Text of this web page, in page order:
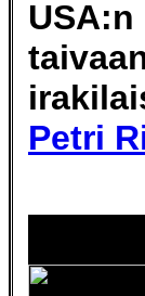
Petri